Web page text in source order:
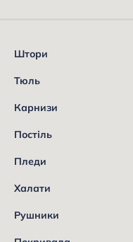
Штори
Тюль
Карнизи
Постіль
Пледи
Халати
Рушники